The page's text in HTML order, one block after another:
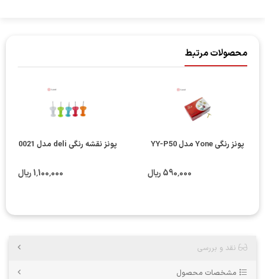
محصولات مرتبط
پونز رنگی Yone مدل YY-P50
590٬000 ریال
پونز نقشه رنگی deli مدل 0021
1٬100٬000 ریال
نقد و بررسی
مشخصات محصول